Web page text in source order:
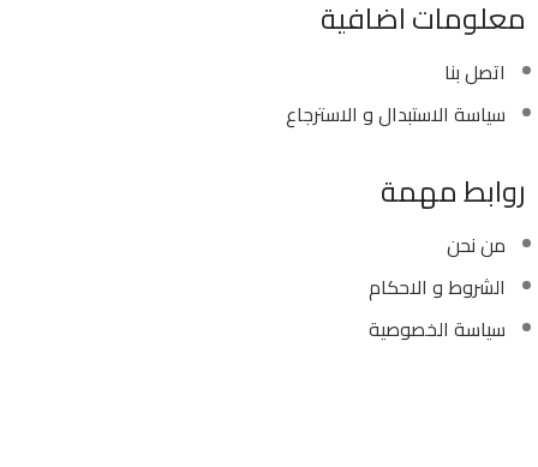
معلومات اضافية
اتصل بنا
سياسة الاستبدال و الاسترجاع
روابط مهمة
من نحن
الشروط و الاحكام
سياسة الخصوصية